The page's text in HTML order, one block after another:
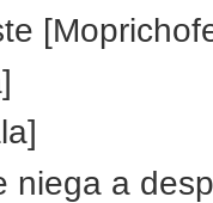
niega a